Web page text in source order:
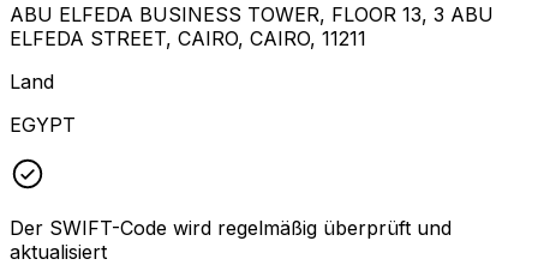
ABU ELFEDA BUSINESS TOWER, FLOOR 13, 3 ABU
ELFEDA STREET, CAIRO, CAIRO, 11211
Land
EGYPT
Der SWIFT-Code wird regelmäßig überprüft und
aktualisiert